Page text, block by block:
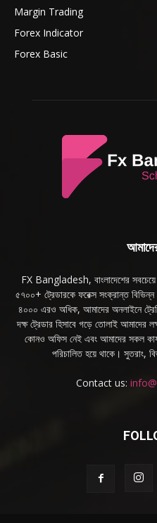
Margin Trading
Forex Indicator
Forex Basic
FX Bangladesh, বাংলাদেশের সবচেয়ে
৫৭০০+ ট্রেডারকে ফরেক্স সংক্রান্ত
৪০০০ এরও অধিক, আমাদের অনলাইনে
দক্ষ ট্রেডার হিসাবে গড়ে তোলাই আমাদের
কোনও অফিস নেই এবং আমাদের সকল
পরিচালিত হয়ে থাকে। সুতরাং,
Contact us: